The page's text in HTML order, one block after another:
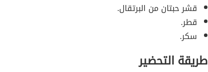
قشر حبتان من البرتقال.
قطر.
سكر.
طريقة التحضير